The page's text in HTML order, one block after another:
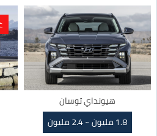
هيونداي توسان
1.8 مليون ~ 2.4 مليون